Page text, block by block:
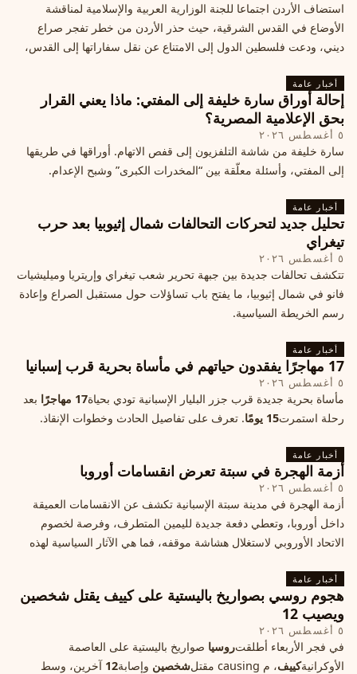
استضاف الأردن اجتماعا للجنة الوزارية العربية والإسلامية لمناقشة
الأوضاع في القدس الشرقية، حيث حذر الأردن من خطر تفجر صراع
ديني، ودعت فلسطين الدول إلى الامتناع عن نقل سفاراتها إلى القدس،
أخبار عامة
إحالة أوراق سارة خليفة إلى المفتي: ماذا يعني القرار
بحق الإعلامية المصرية؟
٥ أغسطس ٢٠٢٦
سارة خليفة من شاشة التلفزيون إلى قفص الاتهام. أوراقها في طريقها
إلى المفتي، وأسئلة معلّقة بين “المخدرات الكبرى” وشبح الإعدام.
أخبار عامة
تحليل جديد لتحركات التحالفات شمال إثيوبيا بعد حرب
تيغراي
٥ أغسطس ٢٠٢٦
تتكشف تحالفات جديدة بين جبهة تحرير شعب تيغراي وإريتريا وميليشيات
فانو في شمال إثيوبيا، ما يفتح باب تساؤلات حول مستقبل الصراع وإعادة
رسم الخريطة السياسية.
أخبار عامة
17 مهاجرًا يفقدون حياتهم في مأساة بحرية قرب إسبانيا
٥ أغسطس ٢٠٢٦
مأساة بحرية جديدة قرب جزر البليار الإسبانية تودي بحياة17 مهاجرًا
بعد
رحلة استمرت15 يومًا . تعرف على تفاصيل الحادث وخطوات الإنقاذ.
أخبار عامة
أزمة الهجرة في سبتة تعرض انقسامات أوروبا
٥ أغسطس ٢٠٢٦
أزمة الهجرة في مدينة سبتة الإسبانية تكشف عن الانقسامات العميقة
داخل أوروبا، وتعطي دفعة جديدة لليمين المتطرف، وفرصة لخصوم
الاتحاد الأوروبي لاستغلال هشاشة موقفه، فما هي الآثار السياسية لهذه
أخبار عامة
هجوم روسي بصواريخ باليستية على كييف يقتل شخصين
ويصيب 12
٥ أغسطس ٢٠٢٦
في فجر الأربعاء أطلقتروسيا صواريخ باليستية على العاصمة
الأوكرانيةكييف، م causing مقتل شخصين وإصابة12 آخرين، وسط